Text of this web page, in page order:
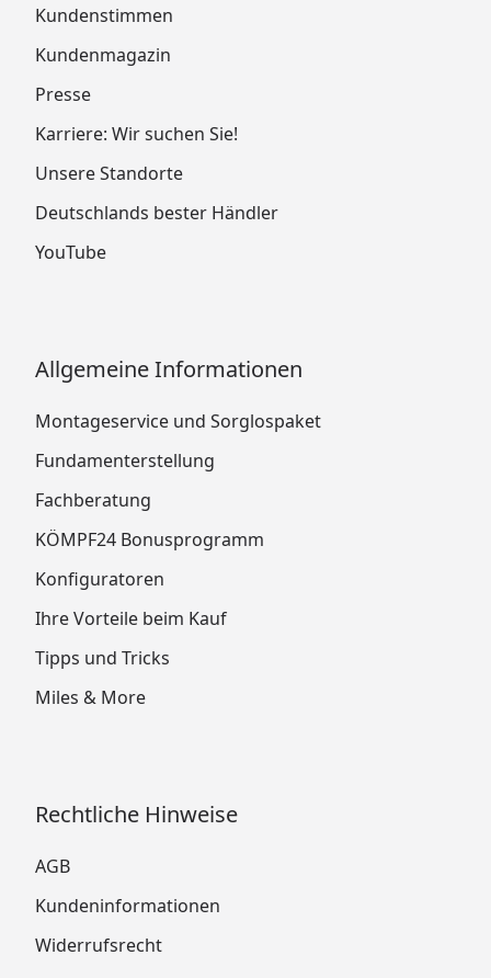
Kundenstimmen
Kundenmagazin
Presse
Karriere: Wir suchen Sie!
Unsere Standorte
Deutschlands bester Händler
YouTube
Allgemeine Informationen
Montageservice und Sorglospaket
Fundamenterstellung
Fachberatung
KÖMPF24 Bonusprogramm
Konfiguratoren
Ihre Vorteile beim Kauf
Tipps und Tricks
Miles & More
Rechtliche Hinweise
AGB
Kundeninformationen
Widerrufsrecht